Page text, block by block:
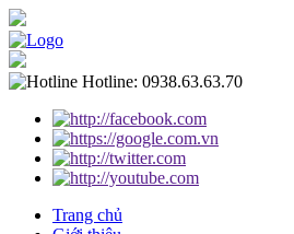
Hotline: 0938.63.63.70
Trang chủ